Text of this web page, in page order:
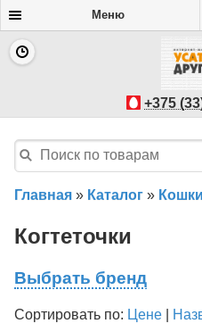
Меню
+375
Главная » Каталог » Кошки
Когтеточки
Выбрать бренд
Сортировать по: Цене